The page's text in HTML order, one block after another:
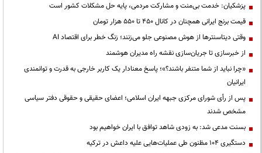
پزشکیان: خدمت بی‌منت و مشارکت مردمی، پایه حل مشکلات کشور است
قیمت‌ برنج ایرانی همچنان در کانال ۴۵۰ تا ۵۵۰ هزار تومان
وقتی دیتاسنترها از هوش مصنوعی جلو می‌زنند؛ زنگ خطر برای اقتصاد AI
از خبرسازی تا جریان‌سازی نقشه راه مدیران هوشمند
«چرا نباید از شما متنفر باشند؟»؛ پاسخ معنادار یک کاربر خارجی به قدرت و توانمندی
ایرانیان
پس از رأی شورای مرکزی جبهه ایران اسلامی؛ اعضای حقیقی و حقوقی دفتر سیاسی
مشخص شدند
بسنت مدعی شد: به زودی شاهد توافق با ایران خواهیم بود
دستگیری ۱۰۴ مظنون طی عملیات‌هایی علیه داعش در ترکیه